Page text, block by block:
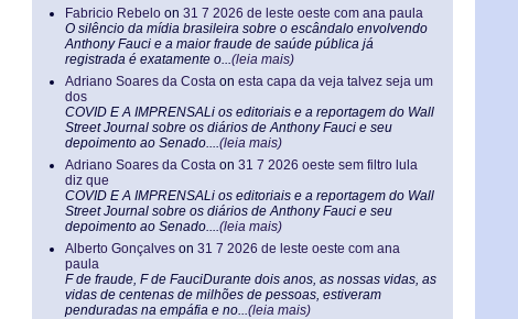
Fabricio Rebelo on 31 7 2026 de leste oeste com ana paula
O silêncio da mídia brasileira sobre o escândalo envolvendo
Anthony Fauci e a maior fraude de saúde pública já
registrada é exatamente o...(leia mais)
Adriano Soares da Costa on esta capa da veja talvez seja um
dos
COVID E A IMPRENSALi os editoriais e a reportagem do Wall
Street Journal sobre os diários de Anthony Fauci e seu
depoimento ao Senado....(leia mais)
Adriano Soares da Costa on 31 7 2026 oeste sem filtro lula
diz que
COVID E A IMPRENSALi os editoriais e a reportagem do Wall
Street Journal sobre os diários de Anthony Fauci e seu
depoimento ao Senado....(leia mais)
Alberto Gonçalves on 31 7 2026 de leste oeste com ana
paula
F de fraude, F de FauciDurante dois anos, as nossas vidas, as
vidas de centenas de milhões de pessoas, estiveram
penduradas na empáfia e no...(leia mais)